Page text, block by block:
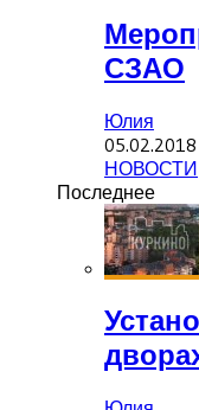
СЗАО
Юлия
05.02.2018
НОВОСТИ
Последнее